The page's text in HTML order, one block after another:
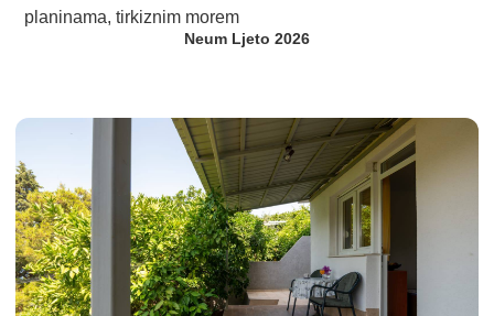
planinama, tirkiznim morem
Neum Ljeto 2026